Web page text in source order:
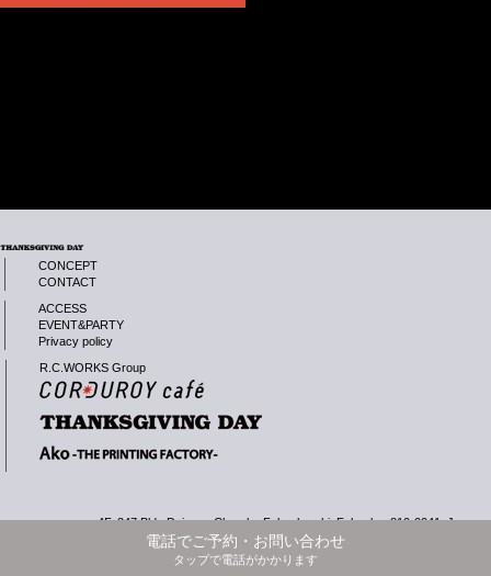
CONCEPT
CONTACT
ACCESS
EVENT&PARTY
Privacy policy
R.C.WORKS Group
4F, 247 Bld., Daimyo, Chuo-ku Fukuoka-shi, Fukuoka, 810-0041, Japan
Copyright© R.C.WORK Inc.
電話でご予約・お問い合わせ
タップで電話がかかります